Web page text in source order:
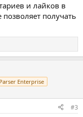
и лайков в
получать
Enterprise
#3